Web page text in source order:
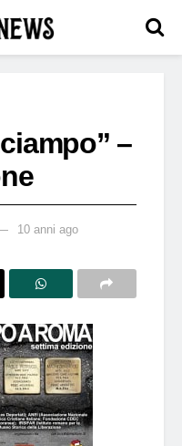
–
10 anni ago